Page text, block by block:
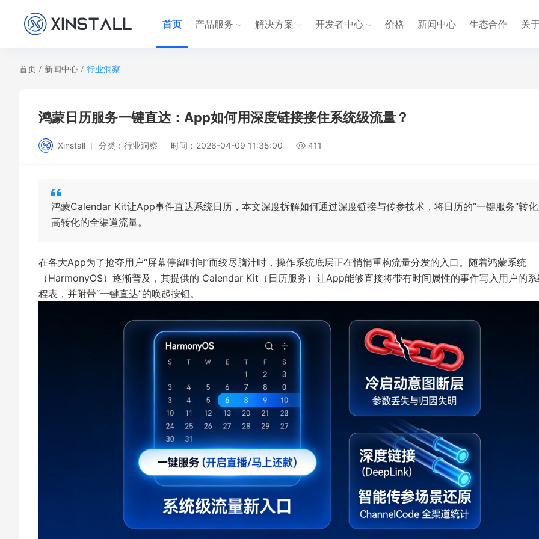
首页 产品服务 解决方案 开发者中心 价格 新闻中心 生态合作 关
首页 / 新闻中心 / 行业洞察
鸿蒙日历服务一键直达：App如何用深度链接接住系统级流量？
Xinstall 分类： 行业洞察 时间： 2026-04-09 11:35:00 411
鸿蒙Calendar Kit让App事件直达系统日历，本文深度拆解如何通过深度链接与传参技术，将日历的“一键服务”转
高转化的全渠道流量。
在各大App为了抢夺用户“屏幕停留时间”而绞尽脑汁时，操作系统底层正在悄悄重构流量分发的入口。随着鸿蒙系统
（HarmonyOS）逐渐普及，其提供的 Calendar Kit（日历服务）让App能够直接将带有时间属性的事件写入用户的
程表，并附带“一键直达”的唤起按钮。